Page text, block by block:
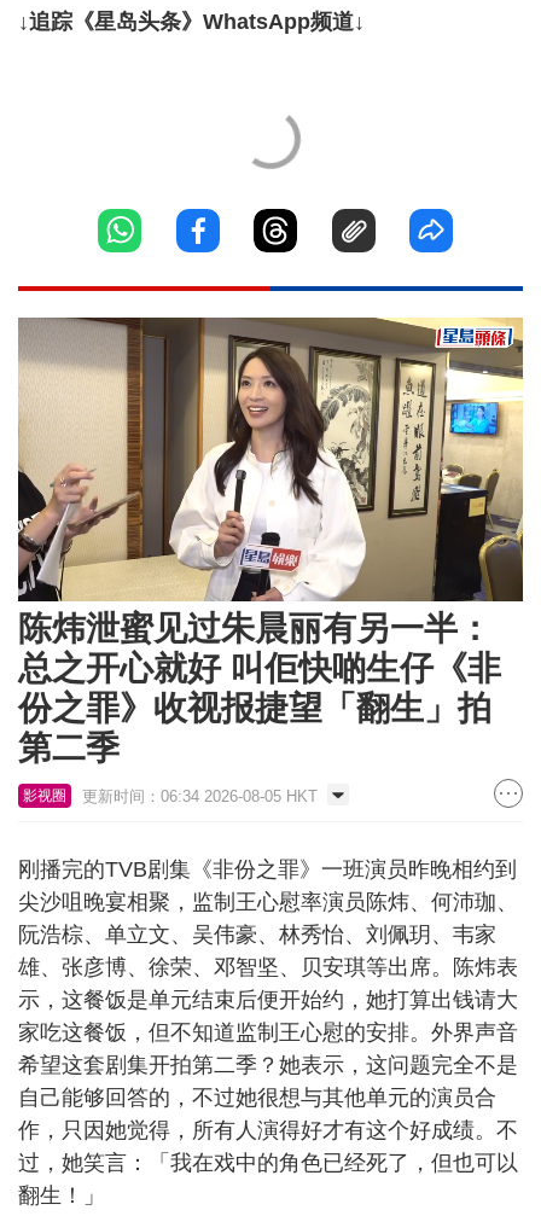
↓追踪《星岛头条》WhatsApp频道↓
Loaded
11.09%
陈炜泄蜜见过朱晨丽有另一半：
总之开心就好 叫佢快啲生仔《非
份之罪》收视报捷望「翻生」拍
第二季
影视圈 更新时间：06:34 2026-08-05 HKT
刚播完的TVB剧集《非份之罪》一班演员昨晚相约到
尖沙咀晚宴相聚，监制王心慰率演员陈炜、何沛珈、
阮浩棕、单立文、吴伟豪、林秀怡、刘佩玥、韦家
雄、张彦博、徐荣、邓智坚、贝安琪等出席。陈炜表
示，这餐饭是单元结束后便开始约，她打算出钱请大
家吃这餐饭，但不知道监制王心慰的安排。外界声音
希望这套剧集开拍第二季？她表示，这问题完全不是
自己能够回答的，不过她很想与其他单元的演员合
作，只因她觉得，所有人演得好才有这个好成绩。不
过，她笑言：「我在戏中的角色已经死了，但也可以
翻生！」